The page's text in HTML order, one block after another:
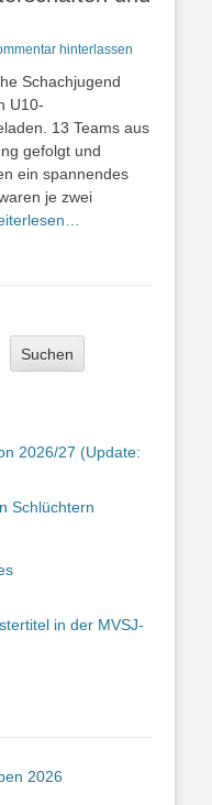
hinterlassen
Schachjugend
U10-
13 Teams aus
gefolgt und
ein spannendes
je zwei
Suchen
2026/27 (Update:
Schlüchtern
in der MVSJ-
2026